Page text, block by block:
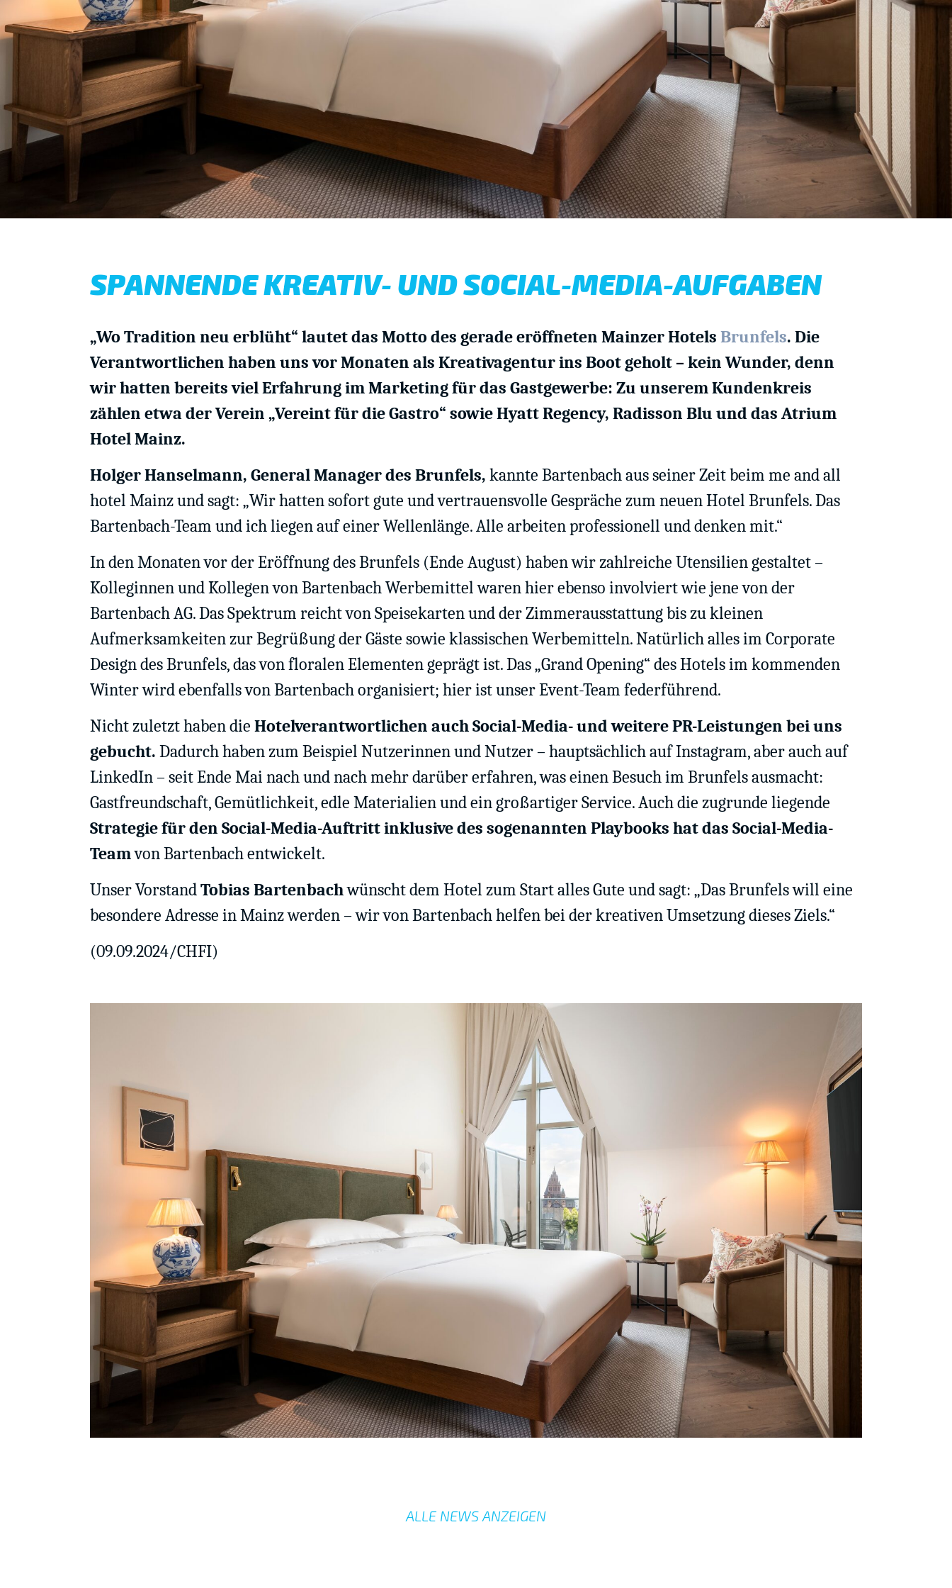
SPANNENDE KREATIV- UND SOCIAL-MEDIA-AUFGABEN
„Wo Tradition neu erblüht“ lautet das Motto des gerade eröffneten Mainzer Hotels Brunfels. Die
Verantwortlichen haben uns vor Monaten als Kreativagentur ins Boot geholt – kein Wunder, denn
wir hatten bereits viel Erfahrung im Marketing für das Gastgewerbe: Zu unserem Kundenkreis
zählen etwa der Verein „Vereint für die Gastro“ sowie Hyatt Regency, Radisson Blu und das Atrium
Hotel Mainz.
Holger Hanselmann, General Manager des Brunfels, kannte Bartenbach aus seiner Zeit beim me and all
hotel Mainz und sagt: „Wir hatten sofort gute und vertrauensvolle Gespräche zum neuen Hotel Brunfels. Das
Bartenbach-Team und ich liegen auf einer Wellenlänge. Alle arbeiten professionell und denken mit.“
In den Monaten vor der Eröffnung des Brunfels (Ende August) haben wir zahlreiche Utensilien gestaltet –
Kolleginnen und Kollegen von Bartenbach Werbemittel waren hier ebenso involviert wie jene von der
Bartenbach AG. Das Spektrum reicht von Speisekarten und der Zimmerausstattung bis zu kleinen
Aufmerksamkeiten zur Begrüßung der Gäste sowie klassischen Werbemitteln. Natürlich alles im Corporate
Design des Brunfels, das von floralen Elementen geprägt ist. Das „Grand Opening“ des Hotels im kommenden
Winter wird ebenfalls von Bartenbach organisiert; hier ist unser Event-Team federführend.
Nicht zuletzt haben die Hotelverantwortlichen auch Social-Media- und weitere PR-Leistungen bei uns
gebucht. Dadurch haben zum Beispiel Nutzerinnen und Nutzer – hauptsächlich auf Instagram, aber auch auf
LinkedIn – seit Ende Mai nach und nach mehr darüber erfahren, was einen Besuch im Brunfels ausmacht:
Gastfreundschaft, Gemütlichkeit, edle Materialien und ein großartiger Service. Auch die zugrunde liegende
Strategie für den Social-Media-Auftritt inklusive des sogenannten Playbooks hat das Social-Media-
Teamvon Bartenbach entwickelt.
Unser VorstandTobias Bartenbachwünscht dem Hotel zum Start alles Gute und sagt: „Das Brunfels will eine
besondere Adresse in Mainz werden – wir von Bartenbach helfen bei der kreativen Umsetzung dieses Ziels.“
(09.09.2024/CHFI)
ALLE NEWS ANZEIGEN